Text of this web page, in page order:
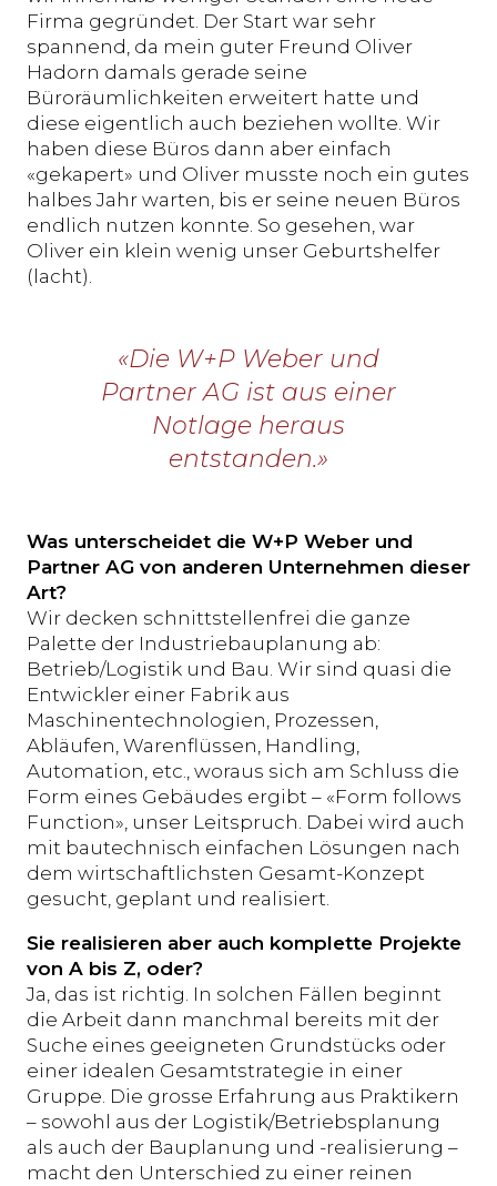
Firma gegründet. Der Start war sehr
spannend, da mein guter Freund Oliver
Hadorn damals gerade seine
Büroräumlichkeiten erweitert hatte und
diese eigentlich auch beziehen wollte. Wir
haben diese Büros dann aber einfach
«gekapert» und Oliver musste noch ein gutes
halbes Jahr warten, bis er seine neuen Büros
endlich nutzen konnte. So gesehen, war
Oliver ein klein wenig unser Geburtshelfer
(lacht).
«Die W+P Weber und
Partner AG ist aus einer
Notlage heraus
entstanden.»
Was unterscheidet die W+P Weber und
Partner AG von anderen Unternehmen dieser
Art?
Wir decken schnittstellenfrei die ganze
Palette der Industriebauplanung ab:
Betrieb/Logistik und Bau. Wir sind quasi die
Entwickler einer Fabrik aus
Maschinentechnologien, Prozessen,
Abläufen, Warenflüssen, Handling,
Automation, etc., woraus sich am Schluss die
Form eines Gebäudes ergibt – «Form follows
Function», unser Leitspruch. Dabei wird auch
mit bautechnisch einfachen Lösungen nach
dem wirtschaftlichsten Gesamt-Konzept
gesucht, geplant und realisiert.
Sie realisieren aber auch komplette Projekte
von A bis Z, oder?
Ja, das ist richtig. In solchen Fällen beginnt
die Arbeit dann manchmal bereits mit der
Suche eines geeigneten Grundstücks oder
einer idealen Gesamtstrategie in einer
Gruppe. Die grosse Erfahrung aus Praktikern
– sowohl aus der Logistik/Betriebsplanung
als auch der Bauplanung und -realisierung –
macht den Unterschied zu einer reinen